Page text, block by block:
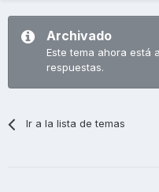
Archivado
Este tema ahora está
respuestas.
Ir a la lista de temas